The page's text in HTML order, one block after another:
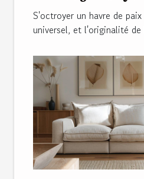
S'octroyer un havre de
universel, et l'originalité